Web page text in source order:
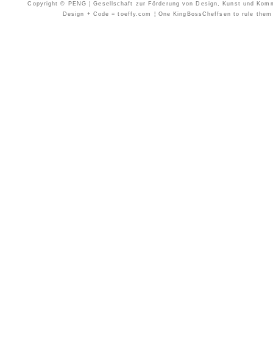
Copyright © PENG ¦ Gesellschaft zur Förderung von Design, Kunst und
Design + Code = toeffy.com ¦ One KingBossCheffsen to rule